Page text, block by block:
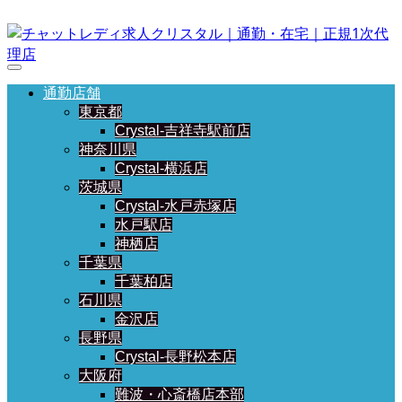
通勤店舗
東京都
Crystal-吉祥寺駅前店
神奈川県
Crystal-横浜店
茨城県
Crystal-水戸赤塚店
水戸駅店
神栖店
千葉県
千葉柏店
石川県
金沢店
長野県
Crystal-長野松本店
大阪府
難波・心斎橋店本部